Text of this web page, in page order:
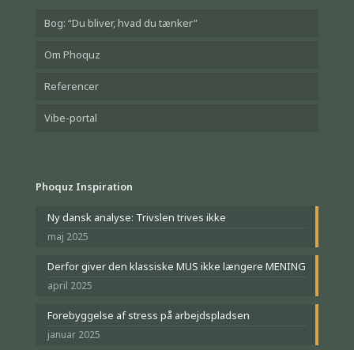
Bog: “Du bliver, hvad du tænker”
Om Phoquz
Referencer
Vibe-portal
Phoquz Inspiration
Ny dansk analyse: Trivslen trives ikke
maj 2025
Derfor giver den klassiske MUS ikke længere MENING
april 2025
Forebyggelse af stress på arbejdspladsen
januar 2025